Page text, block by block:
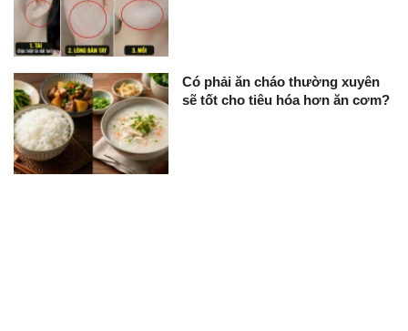
Có phải ăn cháo thường xuyên
sẽ tốt cho tiêu hóa hơn ăn cơm?